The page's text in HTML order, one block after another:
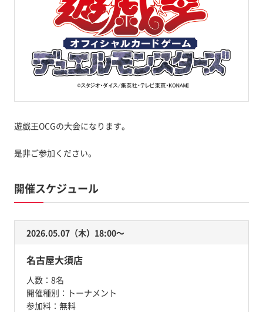
遊戯王OCGの大会になります。
是非ご参加ください。
開催スケジュール
2026.05.07（木）18:00〜
名古屋大須店
人数： 8名
開催種別： トーナメント
参加料： 無料